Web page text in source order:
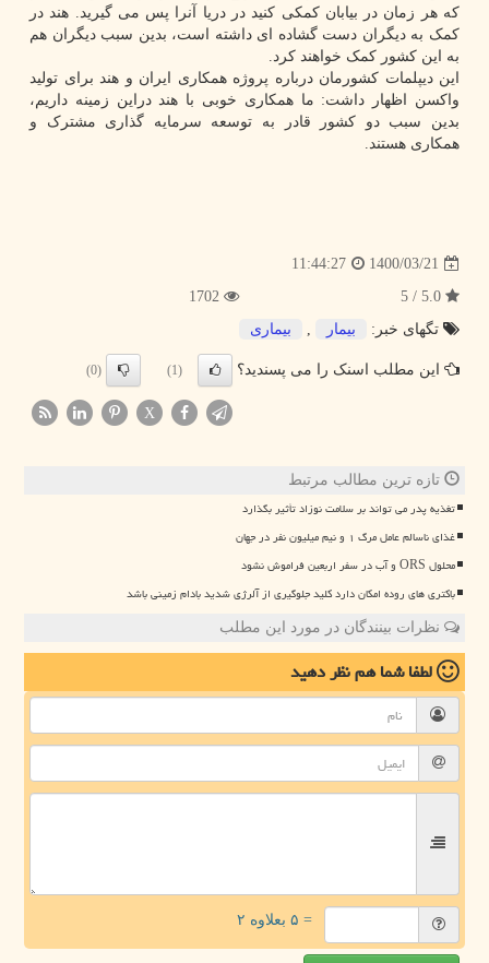
که هر زمان در بیابان کمکی کنید در دریا آنرا پس می گیرید. هند در
کمک به دیگران دست گشاده ای داشته است، بدین سبب دیگران هم
به این کشور کمک خواهند کرد.
این دیپلمات کشورمان درباره پروژه همکاری ایران و هند برای تولید
واکسن اظهار داشت: ما همکاری خوبی با هند دراین زمینه داریم،
بدین سبب دو کشور قادر به توسعه سرمایه گذاری مشترک و
همکاری هستند.
1400/03/21
11:44:27
تگهای خبر:
بیمار , بیماری
این مطلب اسنک را می پسندید؟ (1)
(0)
X
تازه ترین مطالب مرتبط
تغذیه پدر می تواند بر سلامت نوزاد تأثیر بگذارد
غذای ناسالم عامل مرگ ۱ و نیم میلیون نفر در جهان
محلول ORS و آب در سفر اربعین فراموش نشود
باکتری های روده امکان دارد کلید جلوگیری از آلرژی شدید بادام زمینی باشد
نظرات بینندگان در مورد این مطلب
لطفا شما همنظر دهید
= ۵ بعلاوه ۲